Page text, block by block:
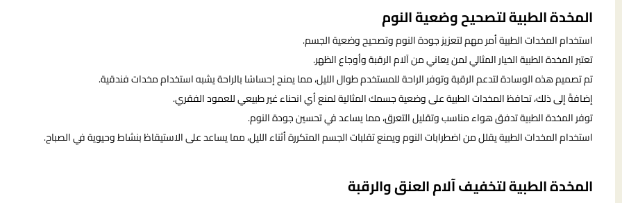
المخدة الطبية لتصحيح وضعية النوم
استخدام المخدات الطبية أمر مهم لتعزيز جودة النوم وتصحيح وضعية الجسم.
تعتبر المخدة الطبية الخيار المثالي لمن يعاني من آلام الرقبة وأوجاع الظهر.
تم تصميم هذه الوسادة لتدعم الرقبة وتوفر الراحة للمستخدم طوال الليل، مما يمنح إحساسًا بالراحة يشبه استخدام مخدات فندقية.
إضافةً إلى ذلك، تحافظ المخدات الطبية على وضعية جسمك المثالية لمنع أي انحناء غير طبيعي للعمود الفقري.
توفر المخدة الطبية تدفق هواء مناسب وتقليل التعرق، مما يساعد في تحسين جودة النوم.
استخدام المخدات الطبية يقلل من اضطرابات النوم ويمنع تقلبات الجسم المتكررة أثناء الليل، مما يساعد على الاستيقاظ بنشاط وحيوية في الصباح.
المخدة الطبية لتخفيف آلام العنق والرقبة